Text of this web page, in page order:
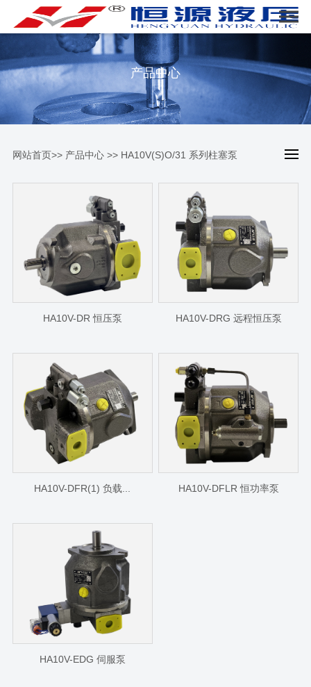
产品中心
网站首页>> 产品中心>> HA10V(S)O/31 系列柱塞泵
HA10V-DR 恒压泵 HA10V-DRG 远程恒压泵
HA10V-DFR(1) 负载... HA10V-DFLR 恒功率泵
HA10V-EDG 伺服泵